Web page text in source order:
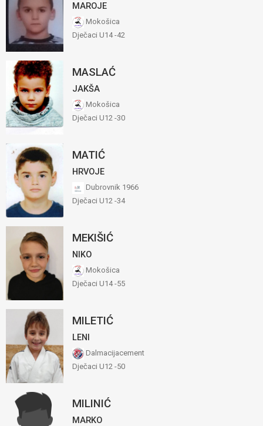
MAROJE
Mokošica
Dječaci U14 -42
MASLAĆ
JAKŠA
Mokošica
Dječaci U12 -30
MATIĆ
HRVOJE
Dubrovnik 1966
Dječaci U12 -34
MEKIŠIĆ
NIKO
Mokošica
Dječaci U14 -55
MILETIĆ
LENI
Dalmacijacement
Dječaci U12 -50
MILINIĆ
MARKO